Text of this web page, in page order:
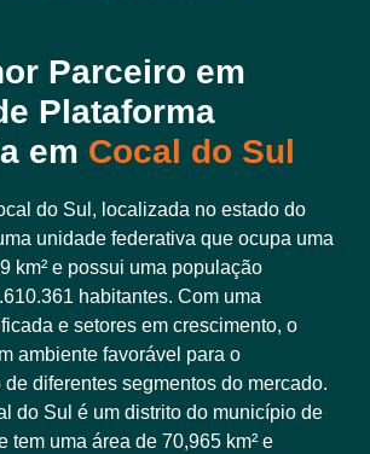
Parceiro em
Plataforma
em Cocal do Sul
do Sul, localizada no estado do
unidade federativa que ocupa uma
km² e possui uma população
habitantes. Com uma
e setores em crescimento, o
ambiente favorável para o
diferentes segmentos do mercado.
do Sul é um distrito do município de
tem uma área de 70,965 km² e